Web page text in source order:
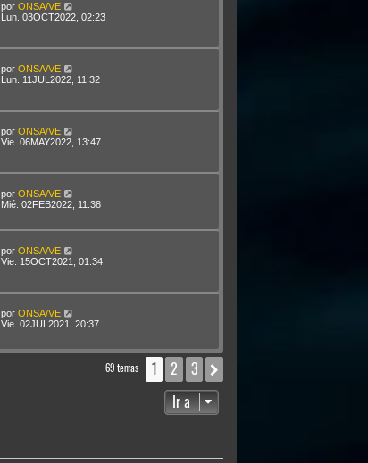
por ONSA/VE
Lun. 03OCT2022, 02:23
por ONSA/VE
Lun. 11JUL2022, 11:32
por ONSA/VE
Vie. 06MAY2022, 13:47
por ONSA/VE
Mié. 02FEB2022, 11:38
por ONSA/VE
Vie. 15OCT2021, 01:34
por ONSA/VE
Vie. 02JUL2021, 20:37
69 temas 1 2 3
Ir a